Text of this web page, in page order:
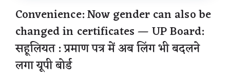
Convenience: Now gender can also be
changed in certificates — UP Board:
सहूलियत : प्रमाण पत्र में अब लिंग भी बदलने
लगा यूपी बोर्ड